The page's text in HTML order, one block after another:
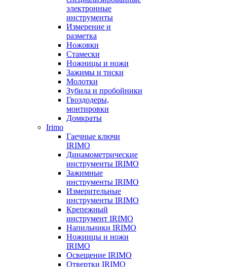
электронные
инструменты
Измерение и
разметка
Ножовки
Стамески
Ножницы и ножи
Зажимы и тиски
Молотки
Зубила и пробойники
Гвоздодеры,
монтировки
Домкраты
Irimo
Гаечные ключи
IRIMO
Динамометрические
инструменты IRIMO
Зажимные
инструменты IRIMO
Измерительные
инструменты IRIMO
Крепежный
инструмент IRIMO
Напильники IRIMO
Ножницы и ножи
IRIMO
Освещение IRIMO
Отвертки IRIMO